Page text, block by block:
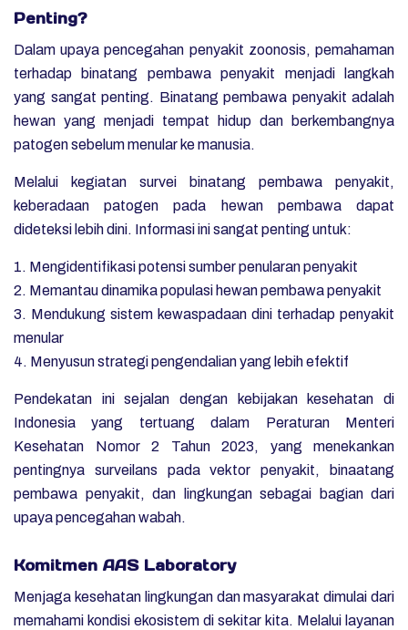
Penting?
Dalam upaya pencegahan penyakit zoonosis, pemahaman
terhadap binatang pembawapenyakit menjadi langkah
yang sangat penting. Binatang pembawa penyakit adalah
hewan yang menjadi tempat hidup dan berkembangnya
patogen sebelum menular ke manusia.
Melalui kegiatan survei binatang pembawa penyakit,
keberadaan patogen pada hewan pembawa dapat
dideteksi lebih dini. Informasi ini sangat penting untuk:
1. Mengidentifikasi potensi sumber penularan penyakit
2. Memantau dinamika populasi hewan pembawa penyakit
3. Mendukung sistem kewaspadaan dini terhadap penyakit
menular
4. Menyusun strategi pengendalian yang lebih efektif
Pendekatan ini sejalan dengan kebijakan kesehatan di
Indonesia yang tertuang dalam Peraturan Menteri
Kesehatan Nomor 2 Tahun 2023, yang menekankan
pentingnya surveilans pada vektor penyakit, binaatang
pembawa penyakit, dan lingkungan sebagai bagian dari
upaya pencegahan wabah.
Komitmen AAS Laboratory
Menjaga kesehatan lingkungan dan masyarakat dimulai dari
memahami kondisi ekosistem di sekitar kita. Melalui layanan